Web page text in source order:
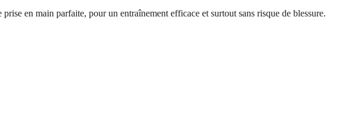
en main parfaite, pour un entraînement efficace et surtout sans risque de blessure.